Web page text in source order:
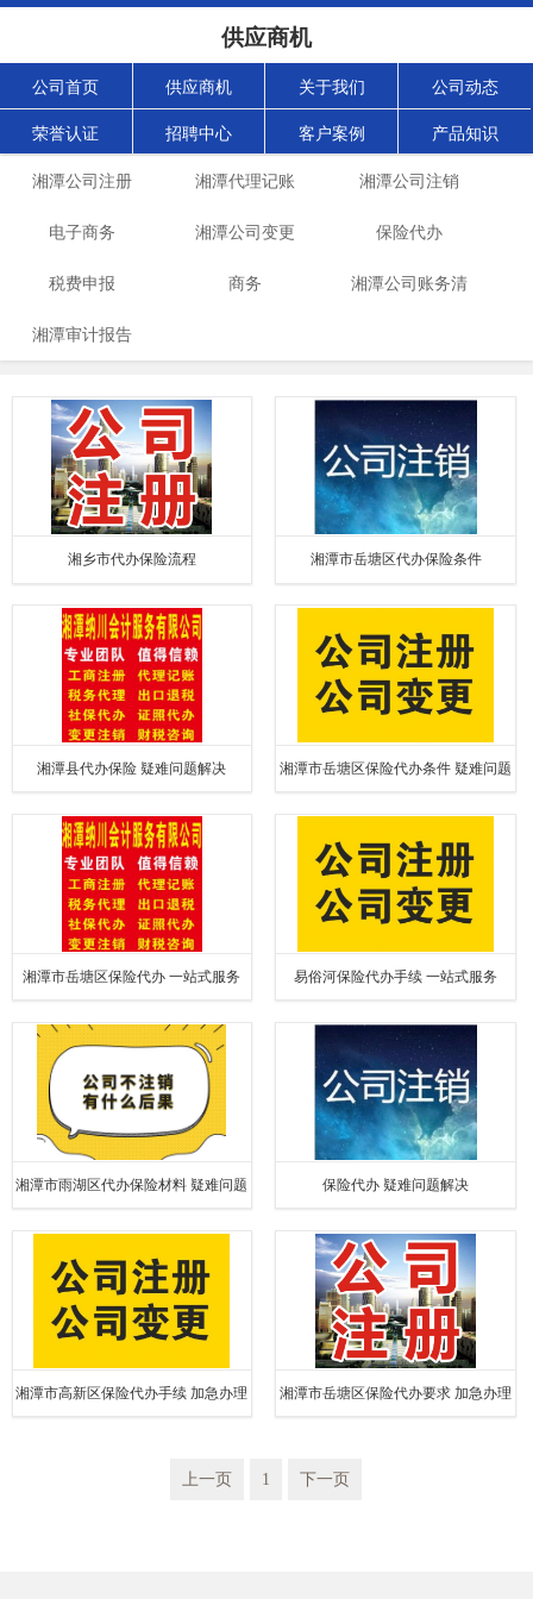
供应商机
公司首页 供应商机 关于我们 公司动态
荣誉认证 招聘中心 客户案例 产品知识
湘潭公司注册 湘潭代理记账 湘潭公司注销
电子商务 湘潭公司变更 保险代办
税费申报 商务 湘潭公司账务清
湘潭审计报告
湘乡市代办保险流程 湘潭市岳塘区代办保险条件
湘潭县代办保险 疑难问题解决 湘潭市岳塘区保险代办条件 疑难问题
解决
湘潭市岳塘区保险代办 一站式服务 易俗河保险代办手续 一站式服务
湘潭市雨湖区代办保险材料 疑难问题
解决
保险代办 疑难问题解决
湘潭市高新区保险代办手续 加急办理 湘潭市岳塘区保险代办要求 加急办理
上一页 1 下一页